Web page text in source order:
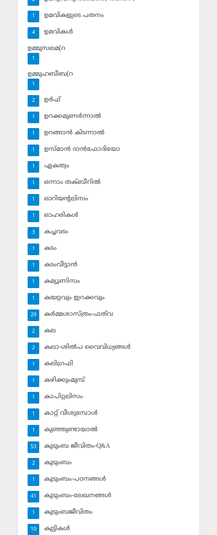
ഉമവികളുടെ പതനം
1
ഉമവികള്‍
4
ഉമ്മുസലമ(റ
1
ഉമ്മുഹബീബ(റ
1
ഉര്‍ഫ്
2
ഉറക്കമുണര്‍ന്നാല്‍
1
ഉറങ്ങാന്‍ കിടന്നാല്‍
1
ഉസ്മാന്‍ ദാന്‍ഫോദിയോ
1
ഏകത്വം
1
ഒന്നാം തക്ബീറില്‍
1
ഓറിയന്റലിസം
1
ഓഹരികള്‍
1
കച്ചവടം
3
കടം
1
കടംവീട്ടാന്‍
1
കമ്യൂണിസം
1
കയറ്റവും ഇറക്കവും
1
കര്‍മ്മശാസ്ത്രം-ഫത്‌വ
29
കല
2
കലാ-ശില്‍പ വൈവിധ്യങ്ങള്‍
2
കലിഗ്രഫി
1
കഴിക്കുംമുമ്പ്
1
കാപിറ്റലിസം
1
കാറ്റ് വീശുമ്പോള്‍
1
കുഞ്ഞുണ്ടായാല്‍
1
കുടുംബ ജീവിതം-Q&A
53
കുടുംബം
2
കുടുംബം-പഠനങ്ങള്‍
1
കുടുംബം-ലേഖനങ്ങള്‍
41
കുടുംബജീവിതം
1
കുട്ടികള്‍
10